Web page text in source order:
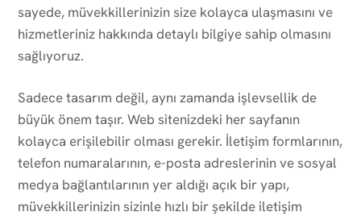
sayede, müvekkillerinizin size kolayca ulaşmasını ve
hizmetleriniz hakkında detaylı bilgiye sahip olmasını
sağlıyoruz.
Sadece tasarım değil, aynı zamanda işlevsellik de
büyük önem taşır. Web sitenizdeki her sayfanın
kolayca erişilebilir olması gerekir. İletişim formlarının,
telefon numaralarının, e-posta adreslerinin ve sosyal
medya bağlantılarının yer aldığı açık bir yapı,
müvekkillerinizin sizinle hızlı bir şekilde iletişim